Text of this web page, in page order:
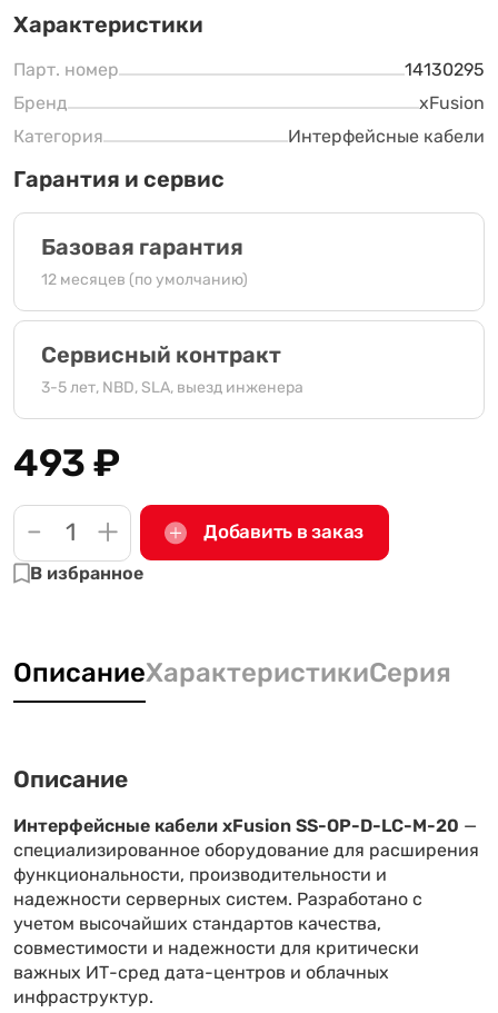
Характеристики
Парт. номер
14130295
Бренд
xFusion
Категория
Интерфейсные кабели
Гарантия и сервис
Базовая гарантия
12 месяцев (по умолчанию)
Сервисный контракт
3-5 лет, NBD, SLA, выезд инженера
493₽
- + Добавить в заказ
В избранное
ОписаниеХарактеристикиСерия
Описание
Интерфейсные кабели xFusion SS-OP-D-LC-M-20 —
специализированное оборудование для расширения
функциональности, производительности и
надежности серверных систем. Разработано с
учетом высочайших стандартов качества,
совместимости и надежности для критически
важных ИТ-сред дата-центров и облачных
инфраструктур.